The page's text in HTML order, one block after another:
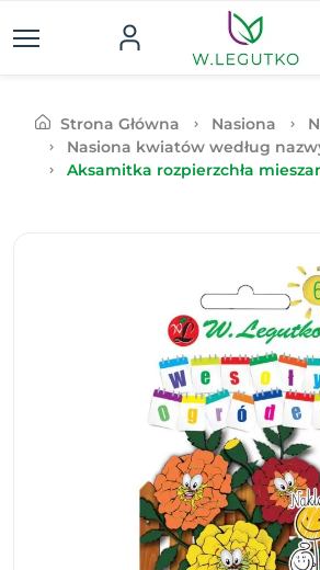
Strona Główna Nasiona
Nasiona kwiatów według
Aksamitka rozpierzchła